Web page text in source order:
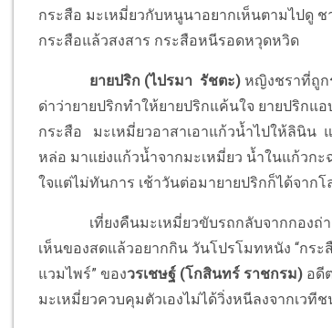
กระสือ มะเหมี่ยวกับหนูนาอยากเห็นตามไปดู
กระสือแล้วสงสาร กระสือหนีรอดหวุดหวิด
ยายปริก (ไปรมา รัชตะ) หญิงชราที่ถูก
ด่าว่ายายปริกทำให้ยายปริกแค้นใจ ยายปริกแ
กระสือ มะเหมี่ยวอาสาเอาแก้วน้ำไปให้ลินิน
หล่อ มาแย่งแก้วน้ำจากมะเหมี่ยว น้ำในแก้วก
ใจแต่ไม่ทันการ เช้าวันต่อมายายปริกก็ได้จากโ
เที่ยงคืนมะเหมี่ยวขับรถกลับจากกองถ่ายเ
เห็นของสดแล้วอยากกิน วันโปรโมทหนัง “กร
แวมไพร์” ของวรเชษฐ์ (โกสินทร์ ราชกรม) อดี
มะเหมี่ยวควบคุมตัวเองไม่ได้วิ่งหนีลงจากเวที